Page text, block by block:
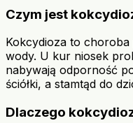
Czym jest
Kokcydioza to choroba
wody. U kur niosek
nabywają odporność
ściółki, a stamtąd do
Dlaczego